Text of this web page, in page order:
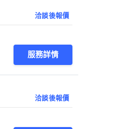
洽談後報價
服務詳情
洽談後報價